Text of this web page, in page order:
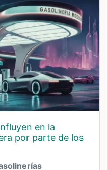
por parte de los